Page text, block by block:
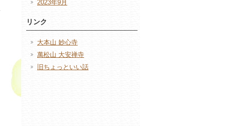
2023年9月
リンク
大本山 妙心寺
萬松山 大安禅寺
旧ちょっといい話